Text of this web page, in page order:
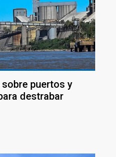
puertos y
destrabar